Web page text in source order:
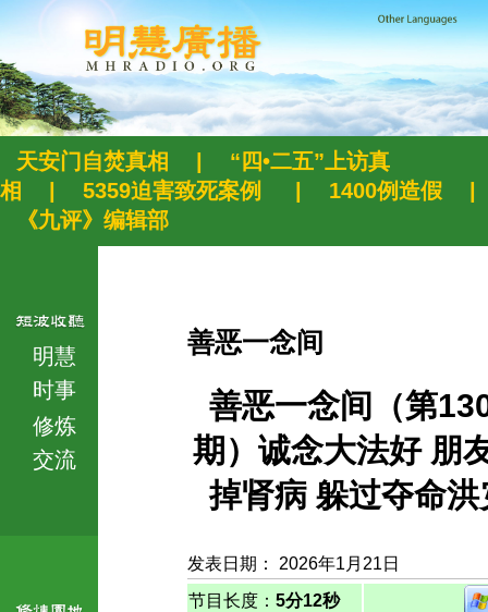
天安门自焚真相
“四•二五”上访真
相
5359迫害致死案例 1400例造假
《九评》编辑部
明慧
时事
修炼
交流
善恶一念间
善恶一念间（第
期）诚念大法好 朋
掉肾病 躲过夺命洪
发表日期： 2026年1月21日
节目长度： 5分12秒